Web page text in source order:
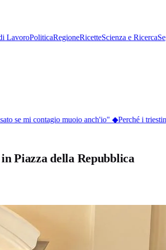
LavoroPoliticaRegioneRicetteScienza e Ricerca
se mi contagio muoio anch'io"◆ Perché i triestini
Piazza della Repubblica